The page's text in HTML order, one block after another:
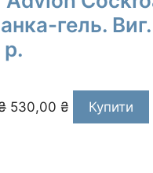
гель. Виг.
Оригінальна
ціна:
530,00 ₴
Поточна
ціна:
Купити